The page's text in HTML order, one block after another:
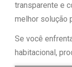
transparente e
melhor solução
Se você
habitacional,